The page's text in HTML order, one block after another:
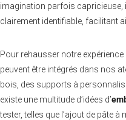
imagination parfois capricieuse,
clairement identifiable, facilitant
Pour rehausser notre
peuvent être intégrés dans nos
bois, des supports à
existe une multitude d’idées d’
tester, telles que l’ajout de pâte